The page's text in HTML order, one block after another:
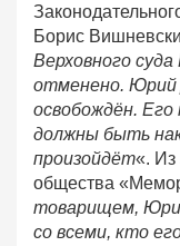
Борис
Верховного
отменено.
освобождён. Его
должны быть
произойдёт«. Из
общества
товарищем,
со всеми, кто